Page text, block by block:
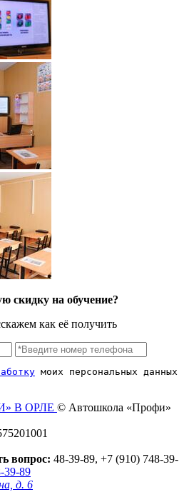
скидку на обучение?
как её получить
моих персональных данных
В ОРЛЕ © Автошкола «Профи»
вопрос: 48-39-89, +7 (910) 748-39-
39-89
д. 6